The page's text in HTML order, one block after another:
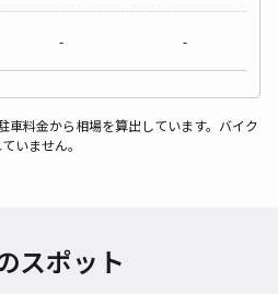
- -
車料金から相場を算出しています。バイク
いません。
スポット